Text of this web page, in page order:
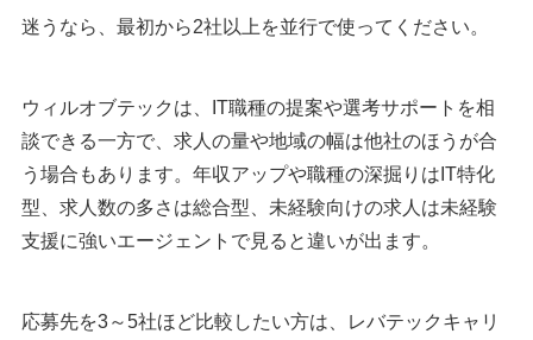
迷うなら、最初から2社以上を並行で使ってください。
ウィルオブテックは、IT職種の提案や選考サポートを相
談できる一方で、求人の量や地域の幅は他社のほうが合
う場合もあります。年収アップや職種の深掘りはIT特化
型、求人数の多さは総合型、未経験向けの求人は未経験
支援に強いエージェントで見ると違いが出ます。
応募先を3～5社ほど比較したい方は、レバテックキャリ